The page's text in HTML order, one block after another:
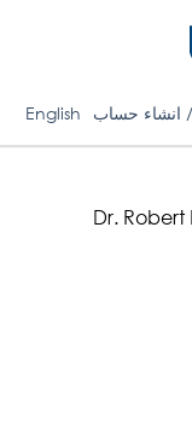
انشاء حساب English
Dr. Robert